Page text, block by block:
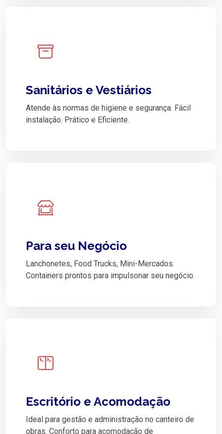
Sanitários e Vestiários
Atende às normas de higiene e segurança. Fácil
instalação. Prático e Eficiente.
Para seu Negócio
Lanchonetes, Food Trucks, Mini-Mercados.
Containers prontos para impulsonar seu negócio.
Escritório e Acomodação
Ideal para gestão e administração no canteiro de
obras. Conforto para acomodação de